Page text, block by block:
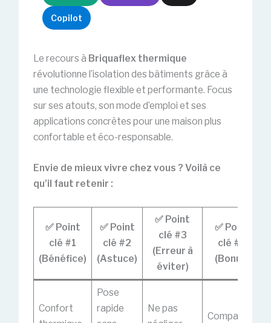
Copilot
Le recours à Briquaflex thermique
révolutionne l’isolation des bâtiments grâce à
une technologie flexible et performante. Focus
sur ses atouts, son mode d’emploi et ses
applications concrètes pour une maison plus
confortable et éco-responsable.
Envie de mieux vivre chez vous ? Voilà ce
qu’il faut retenir :
✅ Point
clé #1
(Bénéfice)
✅ Point
clé #2
(Astuce)
✅ Point
clé #3
(Erreur à
éviter)
✅ Point
clé #4
(Bonus)
Confort
Pose
rapide
Ne pas
Compatible